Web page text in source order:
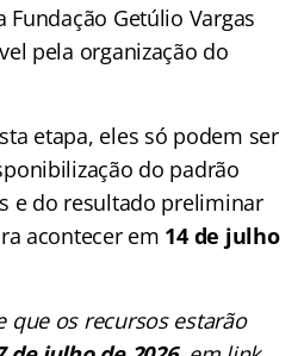
Fundação Getúlio Vargas
pela organização do
etapa, eles só podem ser
do padrão
e do resultado preliminar
acontecer em 14 de julho
que os recursos estarão